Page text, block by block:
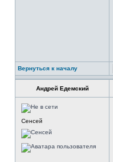
Вернуться к началу
Андрей Едемский
Сенсей